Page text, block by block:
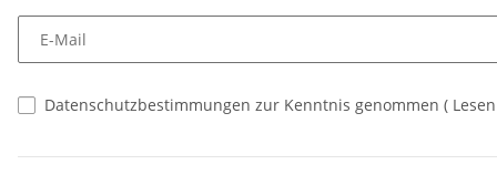
E-Mail
Datenschutzbestimmungen zur Kenntnis genommen (